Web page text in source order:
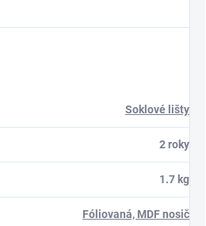
Soklové lišty
2 roky
1.7 kg
Fóliovaná, MDF nosič